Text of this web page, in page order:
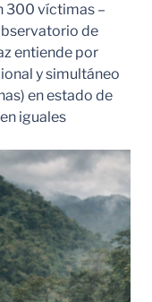
300 víctimas –
de
entiende por
y simultáneo
en estado de
iguales